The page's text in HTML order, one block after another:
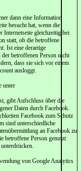
dann eine Information
besucht hat, wenn die
Internetseite gleichzeitig bei
statt, ob die betroffene
Ist eine derartige
betroffenen Person nicht
dass sie sich vor einem
ausloggt.
unter
gibt Aufschluss über die
Daten durch Facebook.
Facebook zum Schutz
sind unterschiedliche
an Facebook zu
betroffene Person genutzt
von Google Analytics